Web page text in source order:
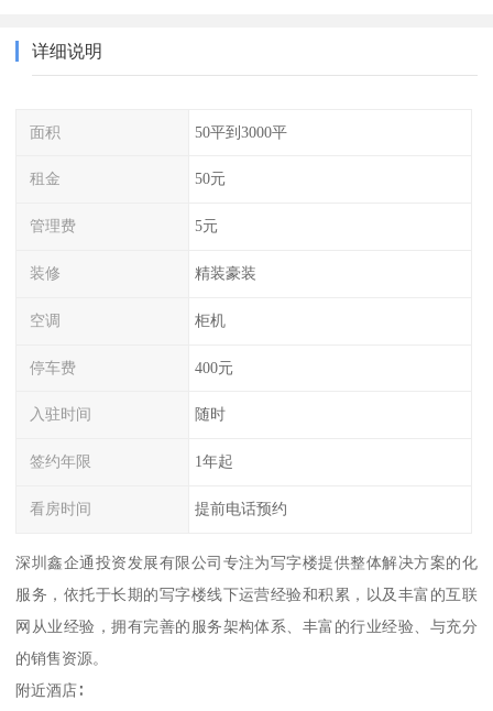
详细说明
面积 50平到3000平
租金 50元
管理费 5元
装修 精装豪装
空调 柜机
停车费 400元
入驻时间 随时
签约年限 1年起
看房时间 提前电话预约
深圳鑫企通投资发展有限公司专注为写字楼提供整体解决方案的化
服务，依托于长期的写字楼线下运营经验和积累，以及丰富的互联
网从业经验，拥有完善的服务架构体系、丰富的行业经验、与充分
的销售资源。
附近酒店∶